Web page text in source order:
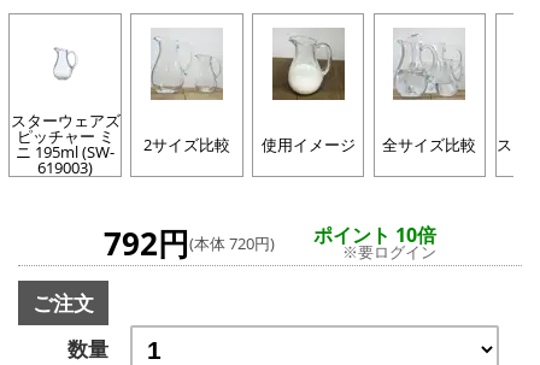
スターウェアズ
ピッチャー ミ
ニ 195ml (SW-
619003)
2サイズ比較 使用イメージ 全サイズ比較 スタ
792円(本体 720円) ポイント 10倍
※要ログイン
ご注文
数量